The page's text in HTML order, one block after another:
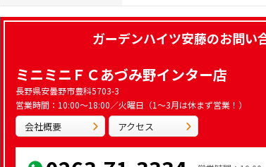
ガーデンハイツ安藤のお問い
ミニミニＦＣあづみ野インター店
長野県安曇野市豊科5703-3
営業時間：10:00～18:00／火曜日（1～3月は休まず営業！）
会社概要 アクセス